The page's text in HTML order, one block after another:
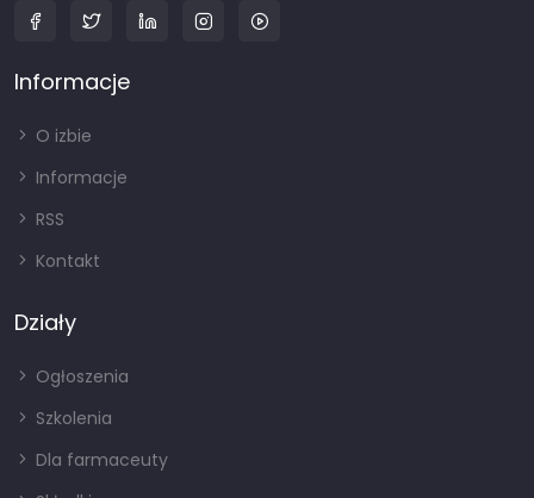
Informacje
O izbie
Informacje
RSS
Kontakt
Działy
Ogłoszenia
Szkolenia
Dla farmaceuty